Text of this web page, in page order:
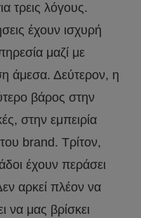
τρεις λόγους.
έχουν ισχυρή
μαζί με
άμεσα. Δεύτερον, η
βάρος στην
στην εμπειρία
brand. Τρίτον,
έχουν περάσει
αρκεί πλέον να
να μας βρίσκει